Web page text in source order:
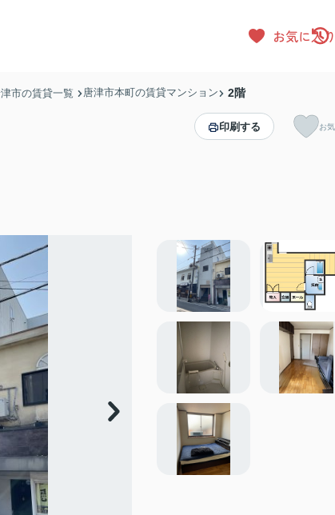
お気に入
市の賃貸一覧 唐津市本町の賃貸マンション 2階
印刷する お